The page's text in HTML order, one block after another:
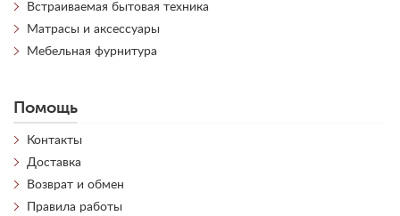
Встраиваемая бытовая техника
Матрасы и аксессуары
Мебельная фурнитура
Помощь
Контакты
Доставка
Возврат и обмен
Правила работы